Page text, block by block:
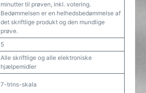
minutter til prøven, inkl. votering.
Bedømmelsen er en helhedsbedømmelse af
det skriftlige produkt og den mundlige
prøve.
5
Alle skriftlige og alle elektroniske
hjælpemidler
7-trins-skala